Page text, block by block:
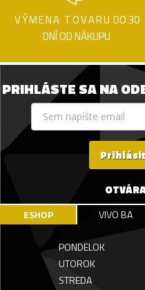
VÝMENA TOVARU DO 30
DNÍ OD NÁKUPU
PRIHLÁSTE SA NA
ESHOP VIVO BA
PONDELOK
UTOROK
STREDA